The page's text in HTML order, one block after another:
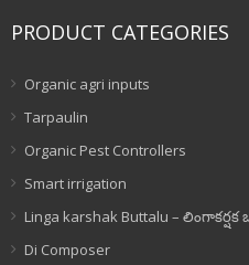
PRODUCT CATEGORIES
Organic agri inputs
Tarpaulin
Organic Pest Controllers
Smart irrigation
Linga karshak Buttalu – లింగాకర్షక
Di Composer